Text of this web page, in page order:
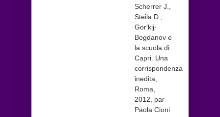
Scherrer J.,
Steila D.,
Gor′kij-
Bogdanov e
la scuola di
Capri. Una
corrispondenza
inedita,
Roma,
2012, par
Paola Cioni